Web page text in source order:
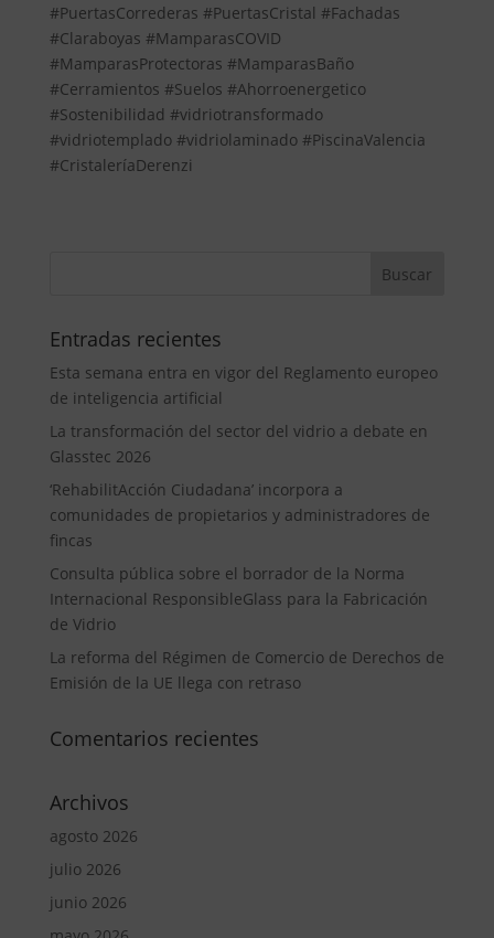
#PuertasCorrederas #PuertasCristal #Fachadas
#Claraboyas #MamparasCOVID
#MamparasProtectoras #MamparasBaño
#Cerramientos #Suelos #Ahorroenergetico
#Sostenibilidad #vidriotransformado
#vidriotemplado #vidriolaminado #PiscinaValencia
#CristaleríaDerenzi
Entradas recientes
Esta semana entra en vigor del Reglamento europeo
de inteligencia artificial
La transformación del sector del vidrio a debate en
Glasstec 2026
‘RehabilitAcción Ciudadana’ incorpora a
comunidades de propietarios y administradores de
fincas
Consulta pública sobre el borrador de la Norma
Internacional ResponsibleGlass para la Fabricación
de Vidrio
La reforma del Régimen de Comercio de Derechos de
Emisión de la UE llega con retraso
Comentarios recientes
Archivos
agosto 2026
julio 2026
junio 2026